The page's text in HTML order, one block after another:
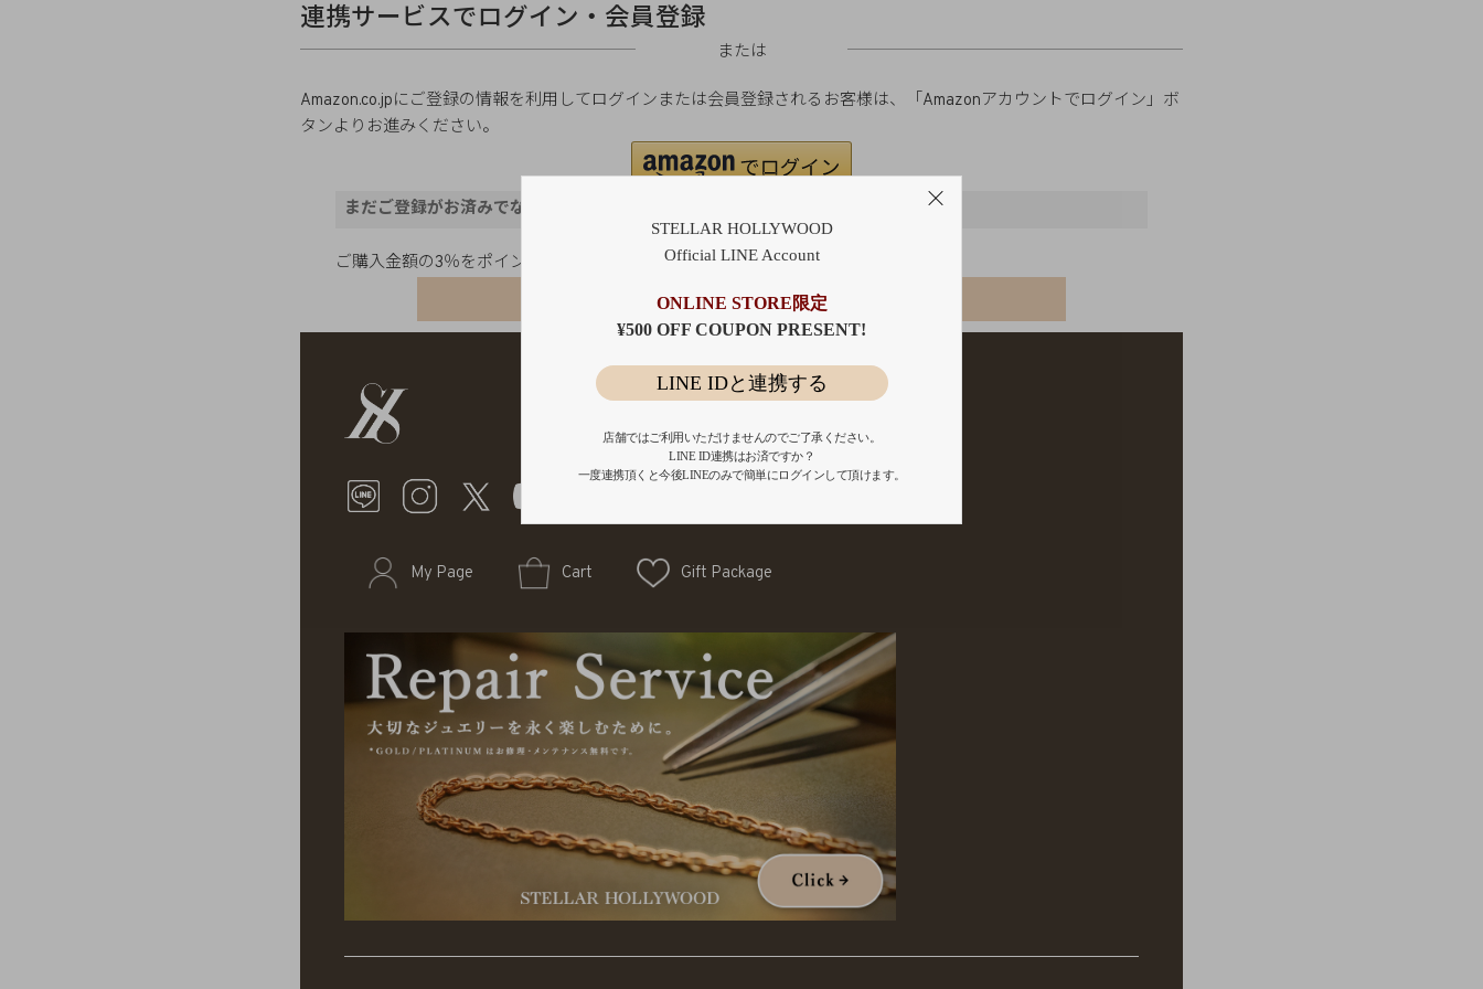
連携サービスでログイン・会員登録
または
Amazon.co.jpにご登録の情報を利用してログインまたは会員登録されるお客様は、「Amazonアカウントでログイン」ボ
タンよりお進みください。
まだご登録がお済みでないお客様
ご購入金額の3％をポイント還元
会員登録
My Page Cart Gift Package
STELLAR HOLLYWOOD
Official LINE Account
ONLINE STORE限定
¥500 OFF COUPON PRESENT!
LINE IDと連携する
店舗ではご利用いただけませんのでご了承ください。
LINE ID連携はお済ですか？
一度連携頂くと今後LINEのみで簡単にログインして頂けます。